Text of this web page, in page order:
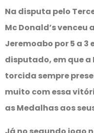
Na disputa pelo
Mc Donald’s venceu
Jeremoabo por 5 a 3
disputado, em que a
torcida sempre
muito com essa
as Medalhas aos